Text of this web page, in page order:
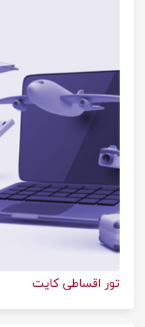
تور اقساطی کایت